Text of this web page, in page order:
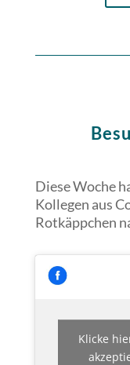
Diese Woche
Kollegen aus
Rotkäppchen
Klicke